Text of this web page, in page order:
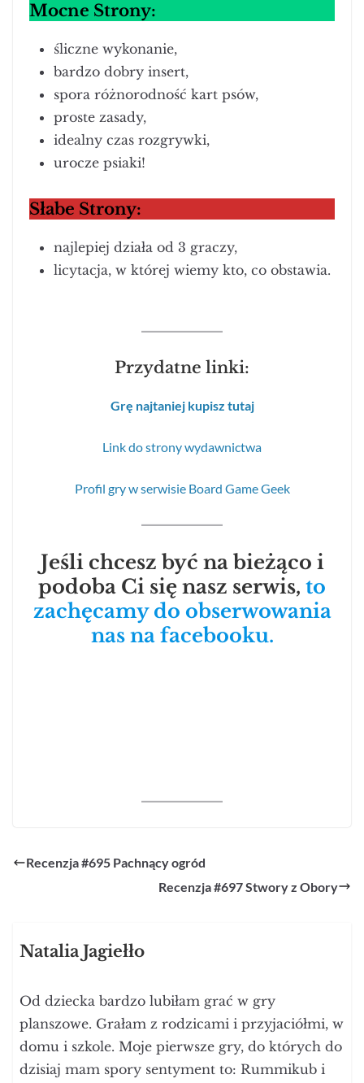
Mocne Strony:
śliczne wykonanie,
bardzo dobry insert,
spora różnorodność kart psów,
proste zasady,
idealny czas rozgrywki,
urocze psiaki!
Słabe Strony:
najlepiej działa od 3 graczy,
licytacja, w której wiemy kto, co obstawia.
Przydatne linki:
Grę najtaniej kupisz tutaj
Link do strony wydawnictwa
Profil gry w serwisie Board Game Geek
Jeśli chcesz być na bieżąco i
podoba Ci się nasz serwis, to
zachęcamy do obserwowania
nas na facebooku.
Recenzja #695 Pachnący ogród
Recenzja #697 Stwory z Obory
Natalia Jagiełło
Od dziecka bardzo lubiłam grać w gry
planszowe. Grałam z rodzicami i przyjaciółmi, w
domu i szkole. Moje pierwsze gry, do których do
dzisiaj mam spory sentyment to: Rummikub i